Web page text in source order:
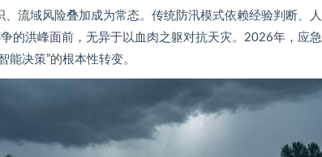
流域风险叠加成为常态。传统防汛模式依赖经验判断、人
的洪峰面前，无异于以血肉之躯对抗天灾。2026年，应急
能决策”的根本性转变。